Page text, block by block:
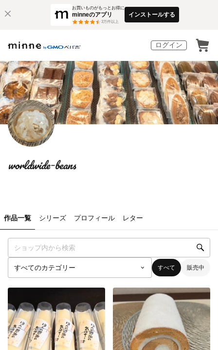
お買いものがもっとお得に
minneのアプリ
3万件以上
インストールする
ログイン
worldwideｰbeans
作品一覧 シリーズ プロフィール レター
すべて 販売中